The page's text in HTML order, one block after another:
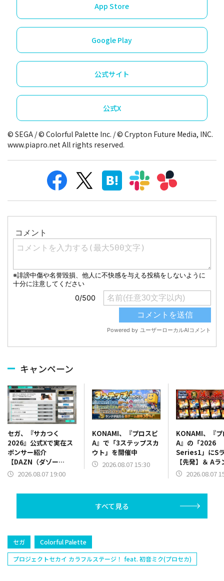
App Store
Google Play
公式サイト
公式X
© SEGA / © Colorful Palette Inc. / © Crypton Future Media, INC.
www.piapro.net All rights reserved.
キャンペーン
セガ、『サカつく
2026』公式Xで実在ス
ポンサー紹介
【DAZN（ダゾー
ン）】篇をポスト
2026.08.07 19:00
KONAMI、『プロスピ
A』で「3ステップスカ
ウト」を開催中
2026.08.07 15:30
KONAMI、『
A』の「2026
Series1」にS
【先発】＆ Aラ
【野手】新登
塁手)、持丸泰
捕手)など
2026.08.07
すべて見る
セガ
Colorful Palette
プロジェクトセカイ カラフルステージ！ feat. 初音ミク(プロセカ)